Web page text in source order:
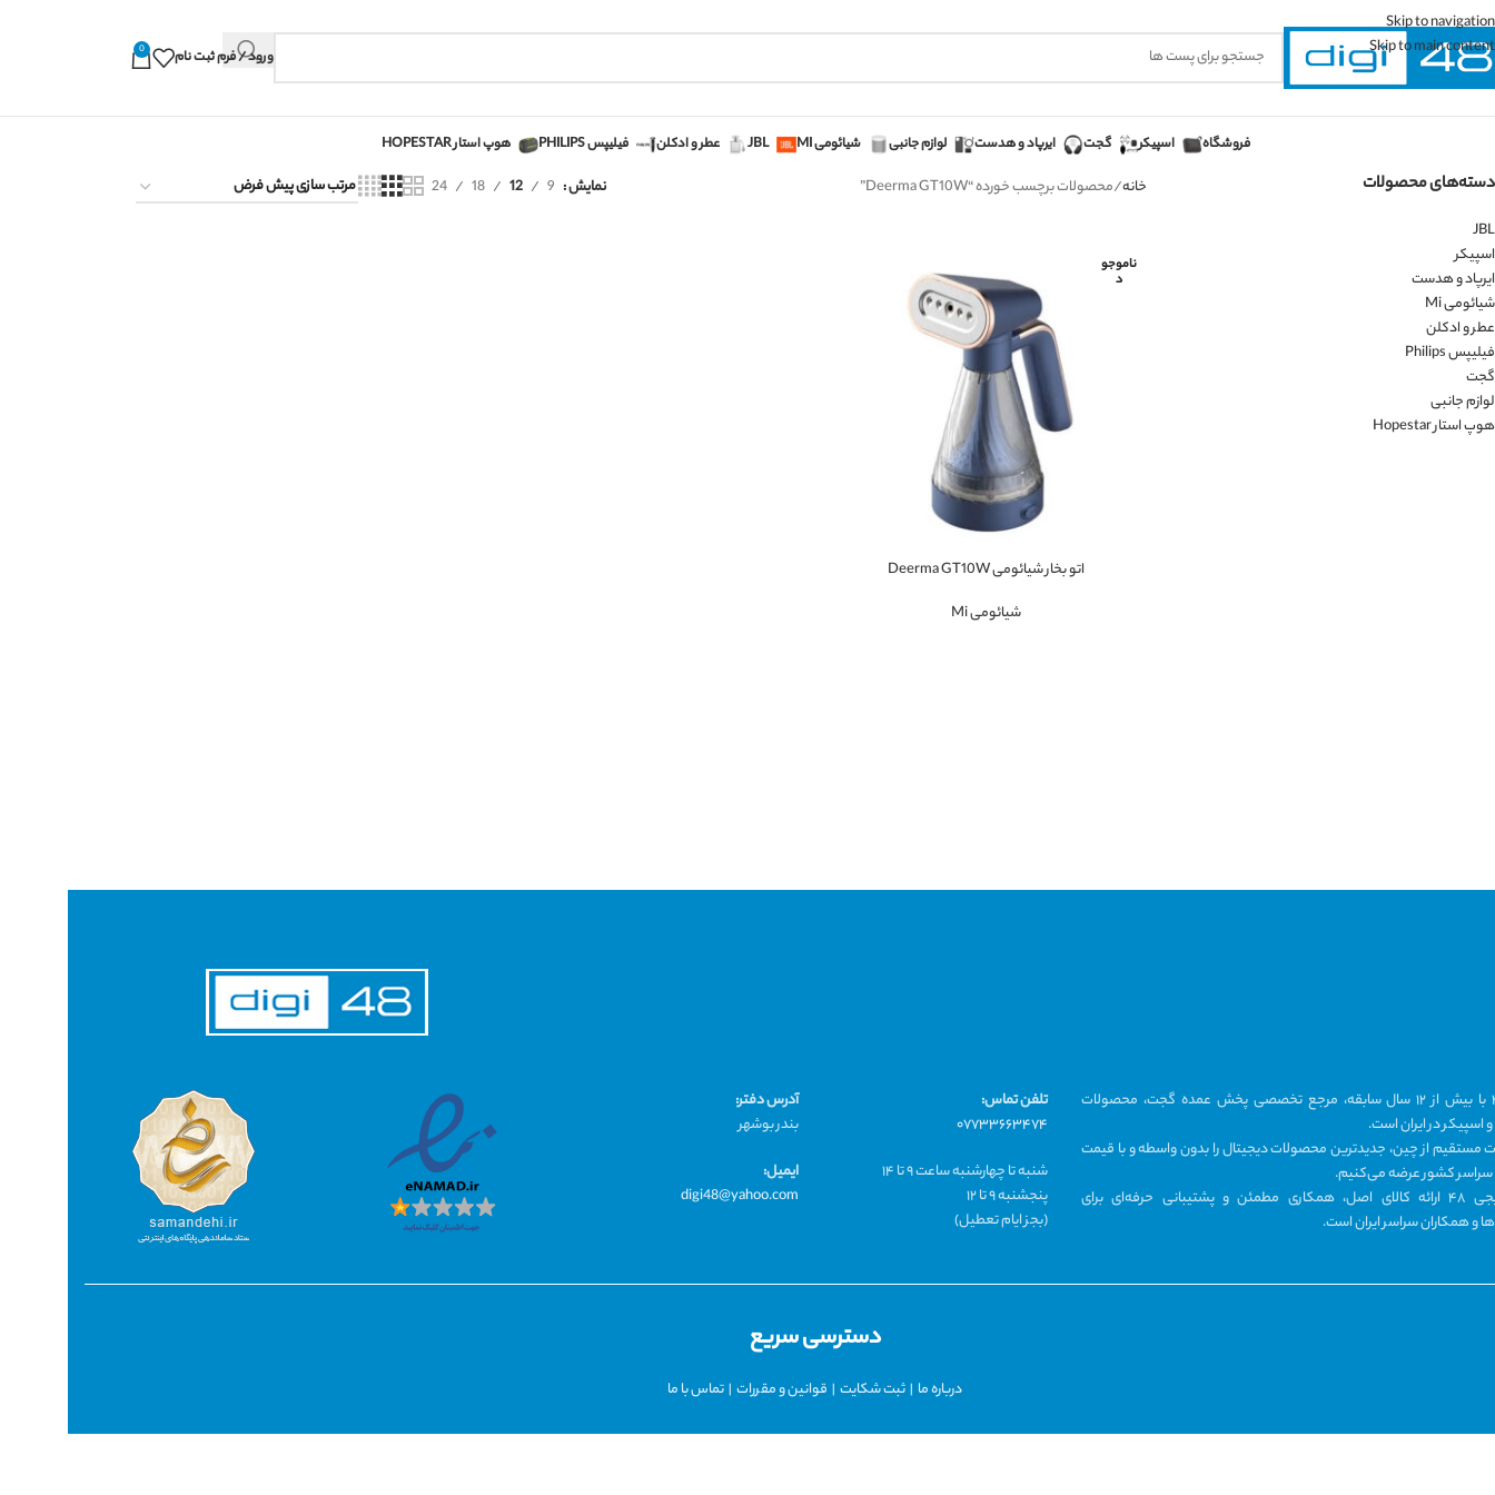
Skip to navigation
Skip to main content
ورود / فرم ثبت نام 0
فروشگاه اسپیکر گجت ایرپاد و هدست لوازم جانبی شیائومی MI JBL عطر و ادکلن فیلیپس PHILIPS هوپ استار HOPESTAR
دسته‌های محصولات
JBL
اسپیکر
ایرپاد و هدست
شیائومی Mi
عطر و ادکلن
فیلیپس Philips
گجت
لوازم جانبی
هوپ استار Hopestar
خانه محصولات برچسب خورده “Deerma GT10W” نمایش 9
12
18
24
ناموجو
د
اتو بخار شیائومی Deerma GT10W
شیائومی Mi
دیجی ۴۸ با بیش از ۱۲ سال سابقه، مرجع تخصصی پخش عمده گجت، محصولات
اسپیکر در ایران است.
مستقیم از چین، جدیدترین محصولات دیجیتال را بدون واسطه و با قیمت
سراسر کشور عرضه می‌کنیم.
هدف دیجی ۴۸ ارائه کالای اصل، همکاری مطمئن و پشتیبانی حرفه‌ای برای
و همکاران سراسر ایران است.
تلفن تماس:
۰۷۷۳۳۶۶۳۴۷۴
شنبه تا چهارشنبه ساعت ۹ تا ۱۴
پنجشنبه ۹ تا ۱۲
(بجز ایام تعطیل)
آدرس دفتر:
بندر بوشهر
ایمیل:
digi48@yahoo.com
دسترسی سریع
درباره ما |ثبت شکایت| قوانین و مقررات|تماس با ما